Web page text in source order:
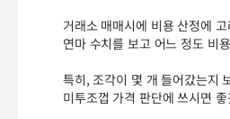
거래소 매매시에 비용 산정에
연마 수치를 보고 어느 정도 비
특히, 조각이 몇 개 들어갔는지
미투조껍 가격 판단에 쓰시면